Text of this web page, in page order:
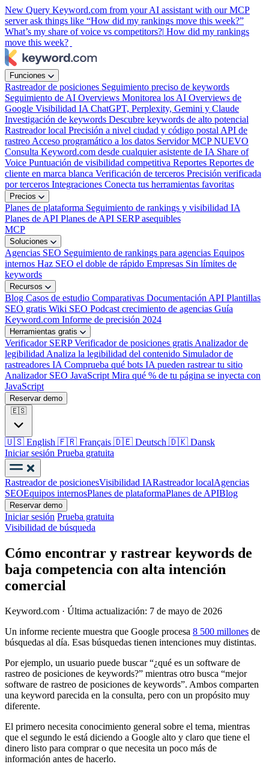
New Query Keyword.com from your AI assistant with our MCP
server ask things like “How did my rankings move this week?”
What’s my share of voice vs competitors?| How did my rankings
move this week?
Funciones
Rastreador de posiciones Seguimiento preciso de keywords
Seguimiento de AI Overviews Monitorea los AI Overviews de
Google Visibilidad IA ChatGPT, Perplexity, Gemini y Claude
Investigación de keywords Descubre keywords de alto potencial
Rastreador local Precisión a nivel ciudad y código postal API de
rastreo Acceso programático a los datos Servidor MCPNUEVO
Consulta Keyword.com desde cualquier asistente de IA Share of
Voice Puntuación de visibilidad competitiva Reportes Reportes de
cliente en marca blanca Verificación de terceros Precisión verificada
por terceros Integraciones Conecta tus herramientas favoritas
Precios
Planes de plataforma Seguimiento de rankings y visibilidad IA
Planes de API Planes de API SERP asequibles
MCP
Soluciones
Agencias SEO Seguimiento de rankings para agencias Equipos
internos Haz SEO el doble de rápido Empresas Sin límites de
keywords
Recursos
Blog Casos de estudio Comparativas Documentación API Plantillas
SEO gratis Wiki SEO Podcast crecimiento de agencias Guía
Keyword.com Informe de precisión 2024
Herramientas gratis
Verificador SERPVerificador de posiciones gratis Analizador de
legibilidad Analiza la legibilidad del contenido Simulador de
rastreadores IA Comprueba qué bots IA pueden rastrear tu sitio
Analizador SEO JavaScript Mira qué % de tu página se inyecta con
JavaScript
Reservar demo
🇪🇸
🇺🇸 English 🇫🇷 Français 🇩🇪 Deutsch 🇩🇰 Dansk
Iniciar sesión Prueba gratuita
Rastreador de posicionesVisibilidad IARastreador localAgencias
SEOEquipos internosPlanes de plataformaPlanes de APIBlog
Reservar demo
Iniciar sesión Prueba gratuita
Visibilidad de búsqueda
Cómo encontrar y rastrear keywords de
baja competencia con alta intención
comercial
Keyword.com · Última actualización: 7 de mayo de 2026
Un informe reciente muestra que Google procesa 8 500 millones de
búsquedas al día. Esas búsquedas tienen intenciones muy distintas.
Por ejemplo, un usuario puede buscar “¿qué es un software de
rastreo de posiciones de keywords?” mientras otro busca “mejor
software de rastreo de posiciones de keywords”. Ambos comparten
una keyword parecida en la consulta, pero con un propósito muy
diferente.
El primero necesita conocimiento general sobre el tema, mientras
que el segundo le está diciendo a Google alto y claro que tiene el
dinero listo para comprar o que necesita un poco más de
información antes de hacerlo.